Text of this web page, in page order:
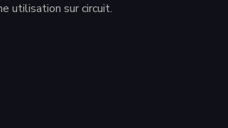
utilisation sur circuit.